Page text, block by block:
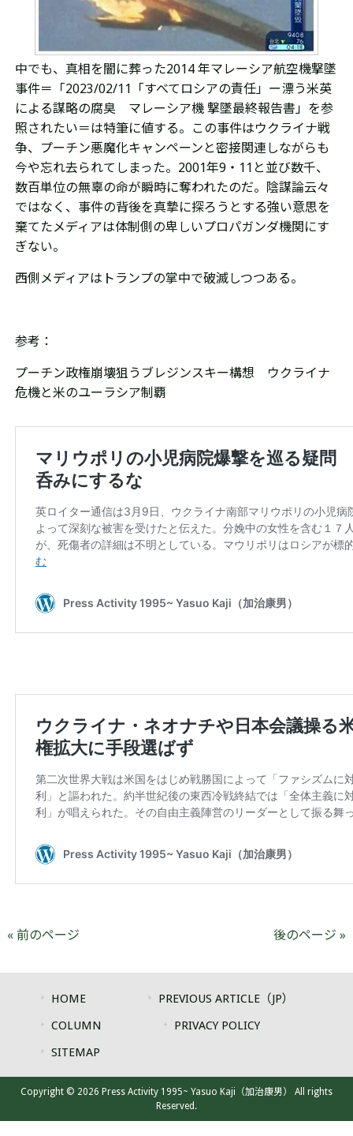
中でも、真相を闇に葬った2014 年マレーシア航空機撃墜
事件＝「2023/02/11
「すべてロシアの責任」ー漂う米英
による謀略の腐臭 マレーシア機 撃墜最終報告書」を参
照されたい＝は特筆に値する。この事件はウクライナ戦
争、プーチン悪魔化キャンペーンと密接関連しながらも
今や忘れ去られてしまった。2001年9・11と並び数千、
数百単位の無辜の命が瞬時に奪われたのだ。陰謀論云々
ではなく、事件の背後を真摯に探ろうとする強い意思を
棄てたメディアは体制側の卑しいプロパガンダ機関にす
ぎない。
西側メディアはトランプの掌中で破滅しつつある。
参考：
プーチン政権崩壊狙うブレジンスキー構想 ウクライナ
危機と米のユーラシア制覇
« 前のページ 後のページ »
HOME
PREVIOUS ARTICLE（JP）
COLUMN
PRIVACY POLICY
SITEMAP
Copyright © 2026 Press Activity 1995~ Yasuo Kaji（加治康男） All rights
Reserved.